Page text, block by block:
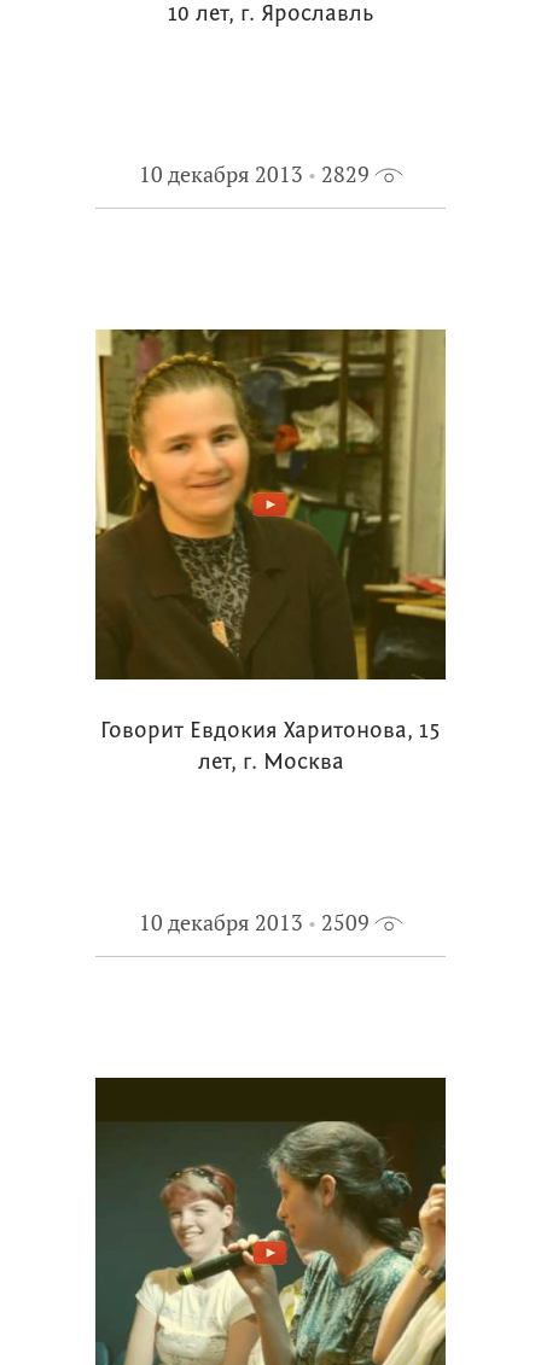
10 лет, г. Ярославль
10 декабря 2013 2829
Говорит Евдокия Харитонова, 15
лет, г. Москва
10 декабря 2013 2509